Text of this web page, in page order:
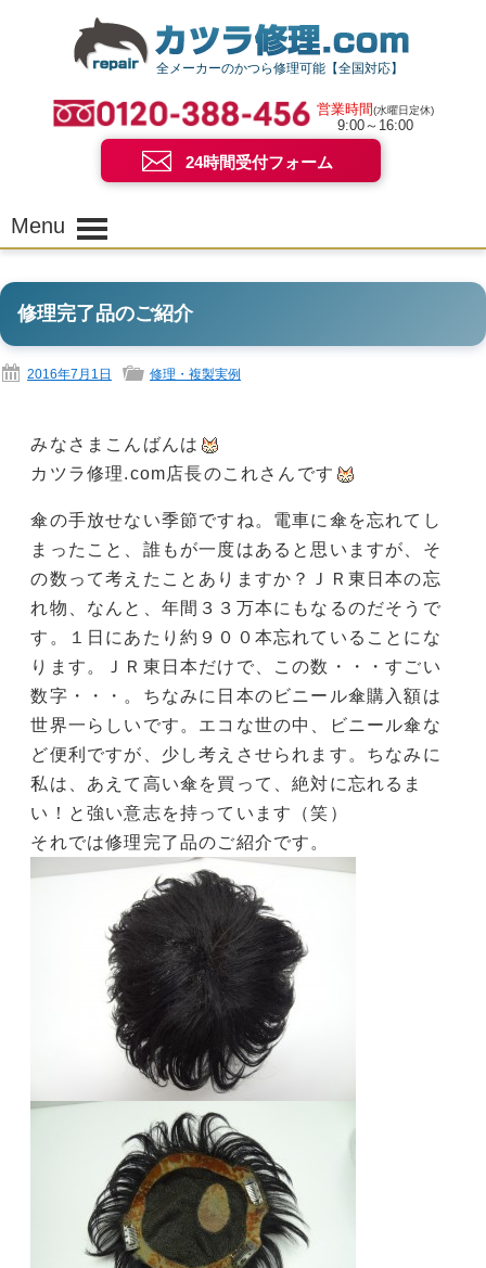
全メーカーのかつら修理可能【全国対応】
営業時間(水曜日定休)
9:00～16:00
24時間受付フォーム
Menu
修理完了品のご紹介
2016年7月1日 修理・複製実例
みなさまこんばんは
カツラ修理.com店長のこれさんです
傘の手放せない季節ですね。電車に傘を忘れてし
まったこと、誰もが一度はあると思いますが、そ
の数って考えたことありますか？ＪＲ東日本の忘
れ物、なんと、年間３３万本にもなるのだそうで
す。１日にあたり約９００本忘れていることにな
ります。ＪＲ東日本だけで、この数・・・すごい
数字・・・。ちなみに日本のビニール傘購入額は
世界一らしいです。エコな世の中、ビニール傘な
ど便利ですが、少し考えさせられます。ちなみに
私は、あえて高い傘を買って、絶対に忘れるま
い！と強い意志を持っています（笑）
それでは修理完了品のご紹介です。